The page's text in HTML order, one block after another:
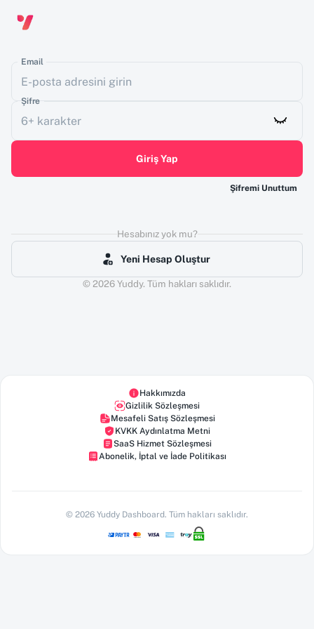
Email
Şifre
Giriş Yap
Şifremi Unuttum
Hesabınız yok mu?
Yeni Hesap Oluştur
© 2026Yuddy. Tüm hakları saklıdır.
Hakkımızda
Gizlilik Sözleşmesi
Mesafeli Satış Sözleşmesi
KVKK Aydınlatma Metni
SaaS Hizmet Sözleşmesi
Abonelik, İptal ve İade Politikası
© 2026 Yuddy Dashboard. Tüm hakları saklıdır.